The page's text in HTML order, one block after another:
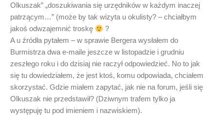
Olkuszak” „doszukiwania się urzędników w każdym inaczej
patrzącym…” (może by tak wizyta u okulisty? – chciałbym
jakoś odwzajemnić troskę
?
A u źródła pytałem – w sprawie Bergera wysłałem do
Burmistrza dwa e-maile jeszcze w listopadzie i grudniu
zeszłego roku i do dzisiaj nie raczył odpowiedzieć. No to jak
się tu dowiedziałem, że jest ktoś, komu odpowiada, chciałem
skorzystać. Gdzie miałem zapytać, jak nie na forum, jeśli się
Olkuszak nie przedstawił? (Dziwnym trafem tylko ja
występuję tu pod imieniem i nazwiskiem).